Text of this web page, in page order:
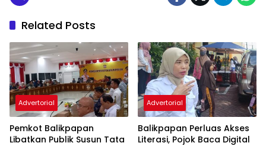
Related Posts
Advertorial
Pemkot Balikpapan
Libatkan Publik Susun Tata
Advertorial
Balikpapan Perluas Akses
Literasi, Pojok Baca Digital